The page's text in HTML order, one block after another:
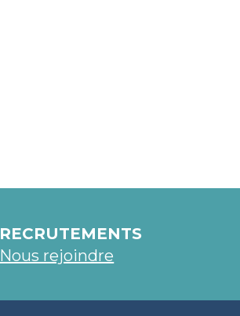
RECRUTEMENTS
Nous rejoindre